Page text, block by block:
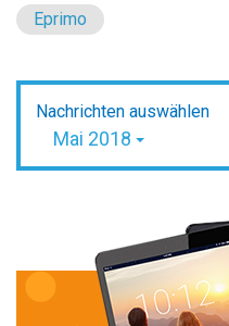
Eprimo
Nachrichten auswählen
Mai 2018